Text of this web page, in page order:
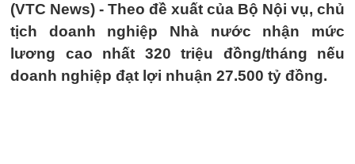
(VTC News) - Theo đề xuất của Bộ Nội vụ, chủ
tịch doanh nghiệp Nhà nước nhận mức
lương cao nhất 320 triệu đồng/tháng nếu
doanh nghiệp đạt lợi nhuận 27.500 tỷ đồng.